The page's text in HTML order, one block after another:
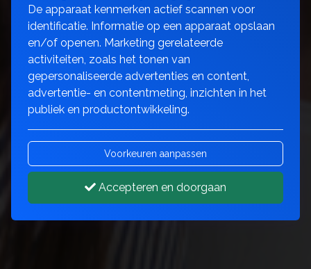
De apparaat kenmerken actief scannen voor
identificatie. Informatie op een apparaat opslaan
en/of openen. Marketing gerelateerde
activiteiten, zoals het tonen van
gepersonaliseerde advertenties en content,
advertentie- en contentmeting, inzichten in het
publiek en productontwikkeling.
Voorkeuren aanpassen
Accepteren en doorgaan